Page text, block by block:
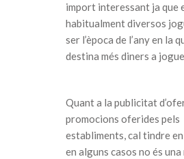
import interessant ja que
habitualment diversos
ser l’època de l’any en la
destina més diners a
Quant a la publicitat
promocions oferides pels
establiments, cal tindre
en alguns casos no és